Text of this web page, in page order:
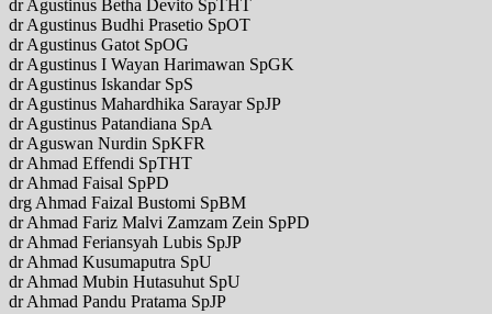
dr Agustinus Betha Devito SpTHT
dr Agustinus Budhi Prasetio SpOT
dr Agustinus Gatot SpOG
dr Agustinus I Wayan Harimawan SpGK
dr Agustinus Iskandar SpS
dr Agustinus Mahardhika Sarayar SpJP
dr Agustinus Patandiana SpA
dr Aguswan Nurdin SpKFR
dr Ahmad Effendi SpTHT
dr Ahmad Faisal SpPD
drg Ahmad Faizal Bustomi SpBM
dr Ahmad Fariz Malvi Zamzam Zein SpPD
dr Ahmad Feriansyah Lubis SpJP
dr Ahmad Kusumaputra SpU
dr Ahmad Mubin Hutasuhut SpU
dr Ahmad Pandu Pratama SpJP